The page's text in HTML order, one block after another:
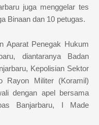
juga menggelar tes
Binaan dan 10 petugas.
Aparat Penegak Hukum
diantaranya Badan
Kepolisian Sektor
Rayon Militer (Koramil)
dengan apel bersama
Banjarbaru, I Made